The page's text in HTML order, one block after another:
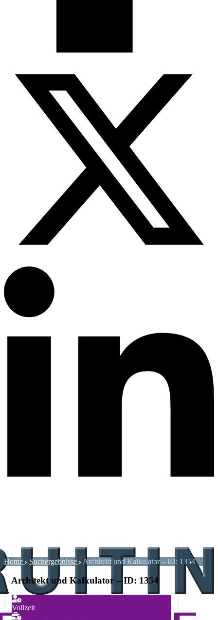
Home Suchergebnisse Architekt und Kalkulator – ID: 1354
Architekt und Kalkulator – ID: 1354
Vollzeit